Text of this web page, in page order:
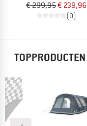
€ 299,95€ 239,96
(0)